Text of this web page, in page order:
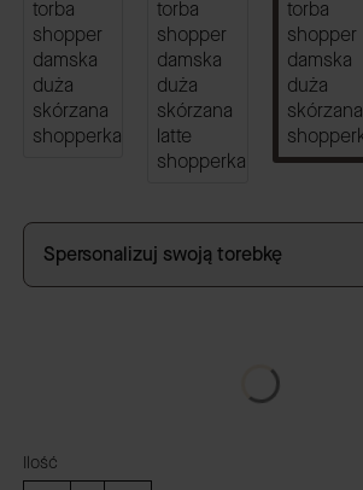
Spersonalizuj swoją torebkę
Ilość